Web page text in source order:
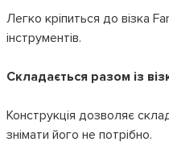
Легко кріпиться до візка
інструментів.
Складається разом із
Конструкція дозволяє
знімати його не потрібно.